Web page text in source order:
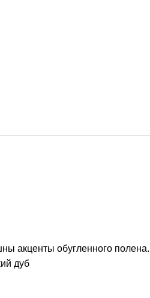
акценты обугленного полена.
дуб